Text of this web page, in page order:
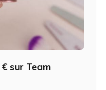
sur Team